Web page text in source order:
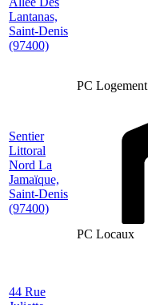
Lantanas,
Saint-Denis
(97400)
PC Logement
Sentier
Littoral
Nord La
Jamaïque,
Saint-Denis
(97400)
PC Locaux
44 Rue